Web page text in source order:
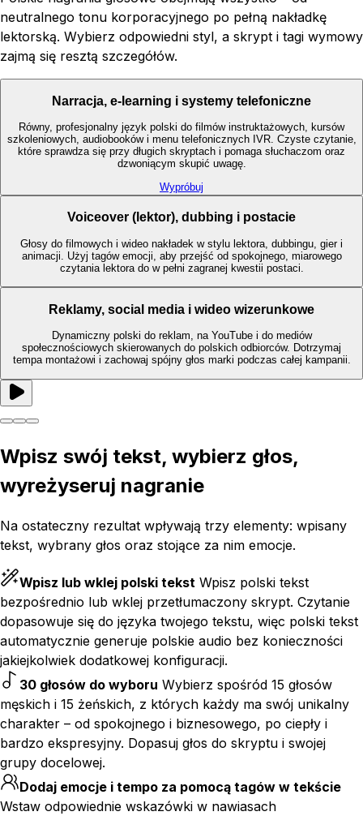
neutralnego tonu korporacyjnego po pełną nakładkę
lektorską. Wybierz odpowiedni styl, a skrypt i tagi wymowy
zajmą się resztą szczegółów.
Narracja, e-learning i systemy telefoniczne
Równy, profesjonalny język polski do filmów instruktażowych, kursów
szkoleniowych, audiobooków i menu telefonicznych IVR. Czyste czytanie,
które sprawdza się przy długich skryptach i pomaga słuchaczom oraz
dzwoniącym skupić uwagę.
Wypróbuj
Voiceover (lektor), dubbing i postacie
Głosy do filmowych i wideo nakładek w stylu lektora, dubbingu, gier i
animacji. Użyj tagów emocji, aby przejść od spokojnego, miarowego
czytania lektora do w pełni zagranej kwestii postaci.
Reklamy, social media i wideo wizerunkowe
Dynamiczny polski do reklam, na YouTube i do mediów
społecznościowych skierowanych do polskich odbiorców. Dotrzymaj
tempa montażowi i zachowaj spójny głos marki podczas całej kampanii.
Wpisz swój tekst, wybierz głos,
wyreżyseruj nagranie
Na ostateczny rezultat wpływają trzy elementy: wpisany
tekst, wybrany głos oraz stojące za nim emocje.
Wpisz lub wklej polski tekst Wpisz polski tekst
bezpośrednio lub wklej przetłumaczony skrypt. Czytanie
dopasowuje się do języka twojego tekstu, więc polski tekst
automatycznie generuje polskie audio bez konieczności
jakiejkolwiek dodatkowej konfiguracji.
30 głosów do wyboru Wybierz spośród 15 głosów
męskich i 15 żeńskich, z których każdy ma swój unikalny
charakter – od spokojnego i biznesowego, po ciepły i
bardzo ekspresyjny. Dopasuj głos do skryptu i swojej
grupy docelowej.
Dodaj emocje i tempo za pomocą tagów w tekście
Wstaw odpowiednie wskazówki w nawiasach